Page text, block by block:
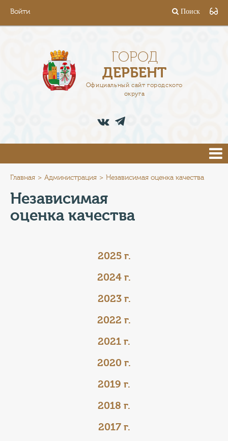
Войти Поиск
ГОРОД
ДЕРБЕНТ
Официальный сайт городского
округа
АДМИНИСТРАЦИЯ
ПРЕСС-ЦЕНТР
ТУРИСТАМ
Главная Администрация Независимая оценка качества
Независимая
оценка качества
2025 г.
2024 г.
2023 г.
2022 г.
2021 г.
2020 г.
2019 г.
2018 г.
2017 г.